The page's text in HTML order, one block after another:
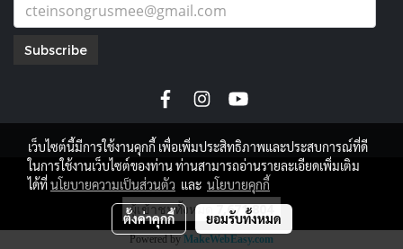
Subscribe
copyright by
ผู้เข้าชมทั้งหมด7,671,804
Powered byMakeWebEasy.com
เว็บไซต์นี้มีการใช้งานคุกกี้ เพื่อเพิ่มประสิทธิภาพและประสบการณ์ที่ดี
ในการใช้งานเว็บไซต์ของท่าน ท่านสามารถอ่านรายละเอียดเพิ่มเติม
ได้ที่นโยบายความเป็นส่วนตัว และ นโยบายคุกกี้
ตั้งค่าคุกกี้ ยอมรับทั้งหมด